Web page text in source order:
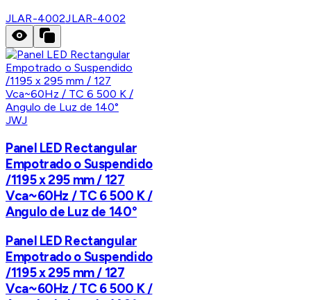
JLAR-4002JLAR-4002
JWJ
Panel LED Rectangular
Empotrado o Suspendido
/1195 x 295 mm / 127
Vca~60Hz / TC 6 500 K /
Angulo de Luz de 140°
Panel LED Rectangular
Empotrado o Suspendido
/1195 x 295 mm / 127
Vca~60Hz / TC 6 500 K /